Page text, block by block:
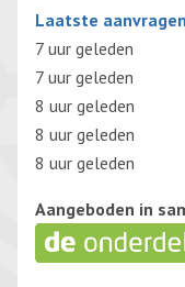
Gelieve dit veld leeg
Laatste aanvragen
7 uur geleden
7 uur geleden
8 uur geleden
8 uur geleden
8 uur geleden
Aangeboden in